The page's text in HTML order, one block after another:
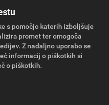
s pomočjo katerih izboljšuje
promet ter omogoča
Z nadaljno uporabo se
informacij o piškotkih si
o piškotkih.